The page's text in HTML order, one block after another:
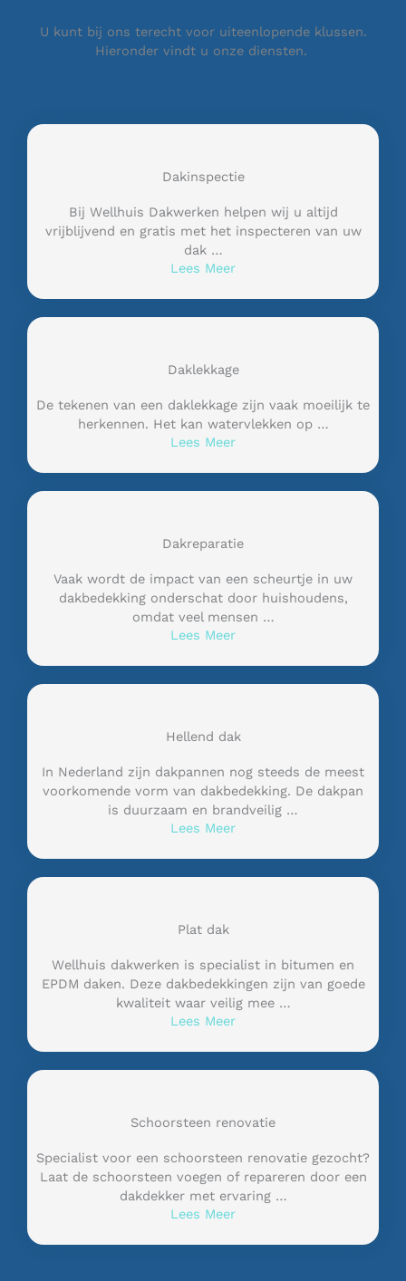
U kunt bij ons terecht voor uiteenlopende klussen.
Hieronder vindt u onze diensten.
Dakinspectie
Bij Wellhuis Dakwerken helpen wij u altijd
vrijblijvend en gratis met het inspecteren van uw
dak …
Lees Meer
Daklekkage
De tekenen van een daklekkage zijn vaak moeilijk te
herkennen. Het kan watervlekken op …
Lees Meer
Dakreparatie
Vaak wordt de impact van een scheurtje in uw
dakbedekking onderschat door huishoudens,
omdat veel mensen …
Lees Meer
Hellend dak
In Nederland zijn dakpannen nog steeds de meest
voorkomende vorm van dakbedekking. De dakpan
is duurzaam en brandveilig …
Lees Meer
Plat dak
Wellhuis dakwerken is specialist in bitumen en
EPDM daken. Deze dakbedekkingen zijn van goede
kwaliteit waar veilig mee …
Lees Meer
Schoorsteen renovatie
Specialist voor een schoorsteen renovatie gezocht?
Laat de schoorsteen voegen of repareren door een
dakdekker met ervaring …
Lees Meer